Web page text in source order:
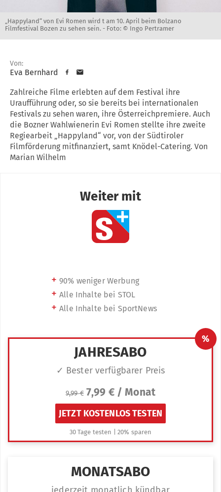
„Happyland“ von Evi Romen wird t am 10. April beim Bolzano
Filmfestival Bozen zu sehen sein. - Foto: © Ingo Pertramer
Von:
Eva Bernhard
Zahlreiche Filme erlebten auf dem Festival ihre
Uraufführung oder, so sie bereits bei internationalen
Festivals zu sehen waren, ihre Österreichpremiere. Auch
die Bozner Wahlwienerin Evi Romen stellte ihre zweite
Regiearbeit „Happyland“ vor, von der Südtiroler
Filmförderung mitfinanziert, samt Knödel-Catering. Von
Marian Wilhelm